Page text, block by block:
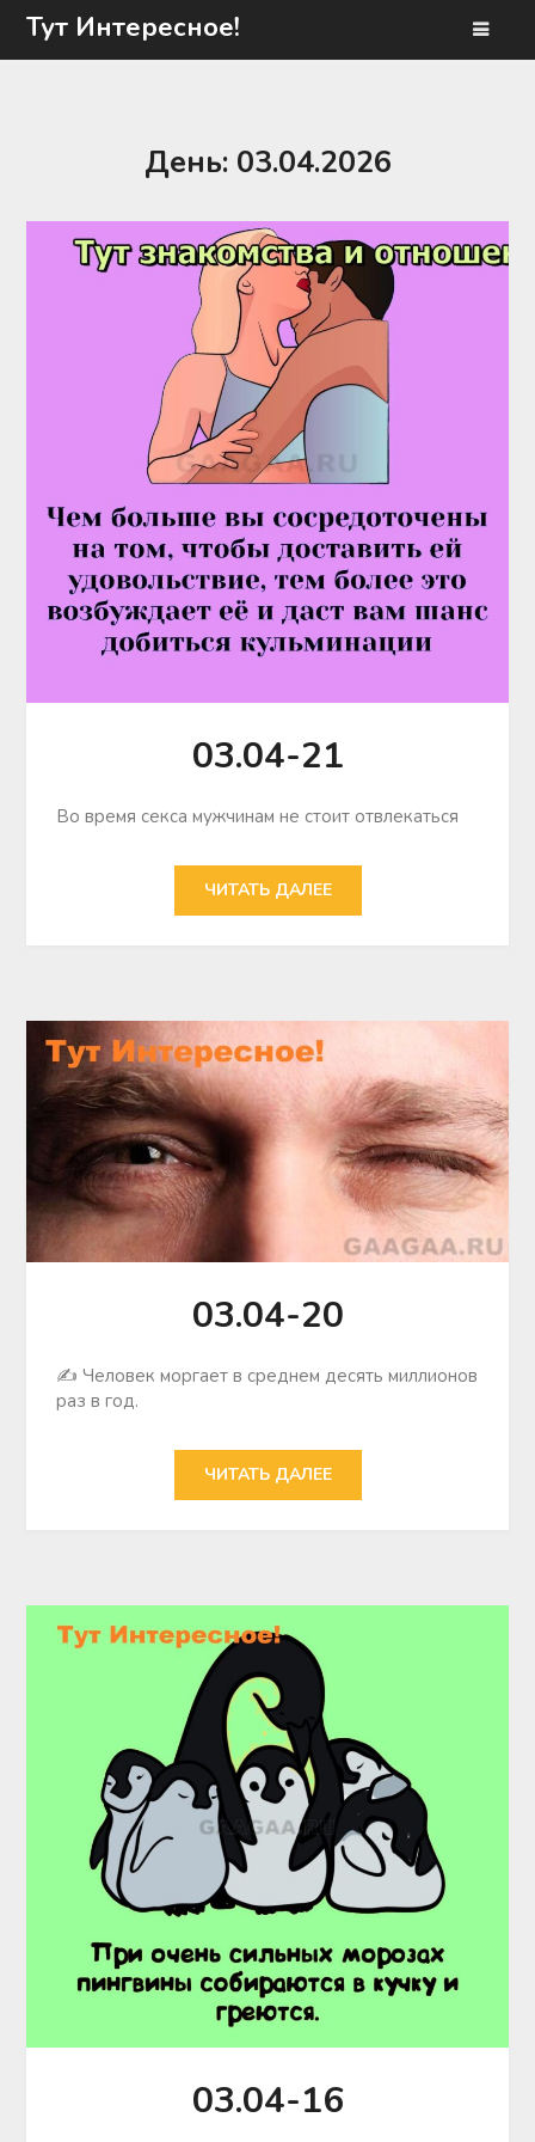
Перейти
Тут Интересное!
День: 03.04.2026
03.04-21
Во время секса мужчинам не стоит отвлекаться
ЧИТАТЬ ДАЛЕЕ
03.04-20
✍ Человек моргает в среднем десять миллионов
раз в год.
ЧИТАТЬ ДАЛЕЕ
03.04-16